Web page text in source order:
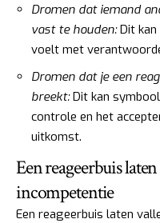
Dromen dat iemand
vast te houden:Dit kan
voelt met
Dromen dat je een
breekt:Dit kan
controle en het
uitkomst.
Een reageerbuis
incompetentie
Een reageerbuis laten